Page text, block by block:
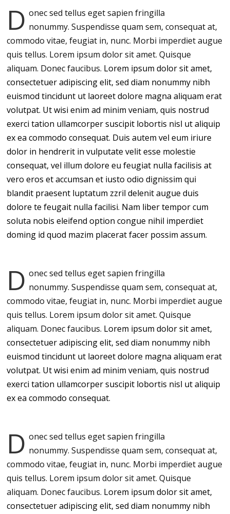
D onec sed tellus eget sapien fringilla
nonummy.Suspendisse quam sem, consequat at,
commodo vitae, feugiat in, nunc. Morbi imperdiet augue
quis tellus. Lorem ipsum dolor sit amet. Quisque
aliquam. Donec faucibus. Lorem ipsum dolor sit amet,
consectetuer adipiscing elit, sed diam nonummy nibh
euismod tincidunt ut laoreet dolore magna aliquam erat
volutpat. Ut wisi enim ad minim veniam, quis nostrud
exerci tation ullamcorper suscipit lobortis nisl ut aliquip
ex ea commodo consequat. Duis autem vel eum iriure
dolor in hendrerit in vulputate velit esse molestie
consequat, vel illum dolore eu feugiat nulla facilisis at
vero eros et accumsan et iusto odio dignissim qui
blandit praesent luptatum zzril delenit augue duis
dolore te feugait nulla facilisi. Nam liber tempor cum
soluta nobis eleifend option congue nihil imperdiet
doming id quod mazim placerat facer possim assum.
D onec sed tellus eget sapien fringilla
nonummy.Suspendisse quam sem, consequat at,
commodo vitae, feugiat in, nunc. Morbi imperdiet augue
quis tellus. Lorem ipsum dolor sit amet. Quisque
aliquam. Donec faucibus. Lorem ipsum dolor sit amet,
consectetuer adipiscing elit, sed diam nonummy nibh
euismod tincidunt ut laoreet dolore magna aliquam erat
volutpat. Ut wisi enim ad minim veniam, quis nostrud
exerci tation ullamcorper suscipit lobortis nisl ut aliquip
ex ea commodo consequat.
D onec sed tellus eget sapien fringilla
nonummy.Suspendisse quam sem, consequat at,
commodo vitae, feugiat in, nunc. Morbi imperdiet augue
quis tellus. Lorem ipsum dolor sit amet. Quisque
aliquam. Donec faucibus. Lorem ipsum dolor sit amet,
consectetuer adipiscing elit, sed diam nonummy nibh